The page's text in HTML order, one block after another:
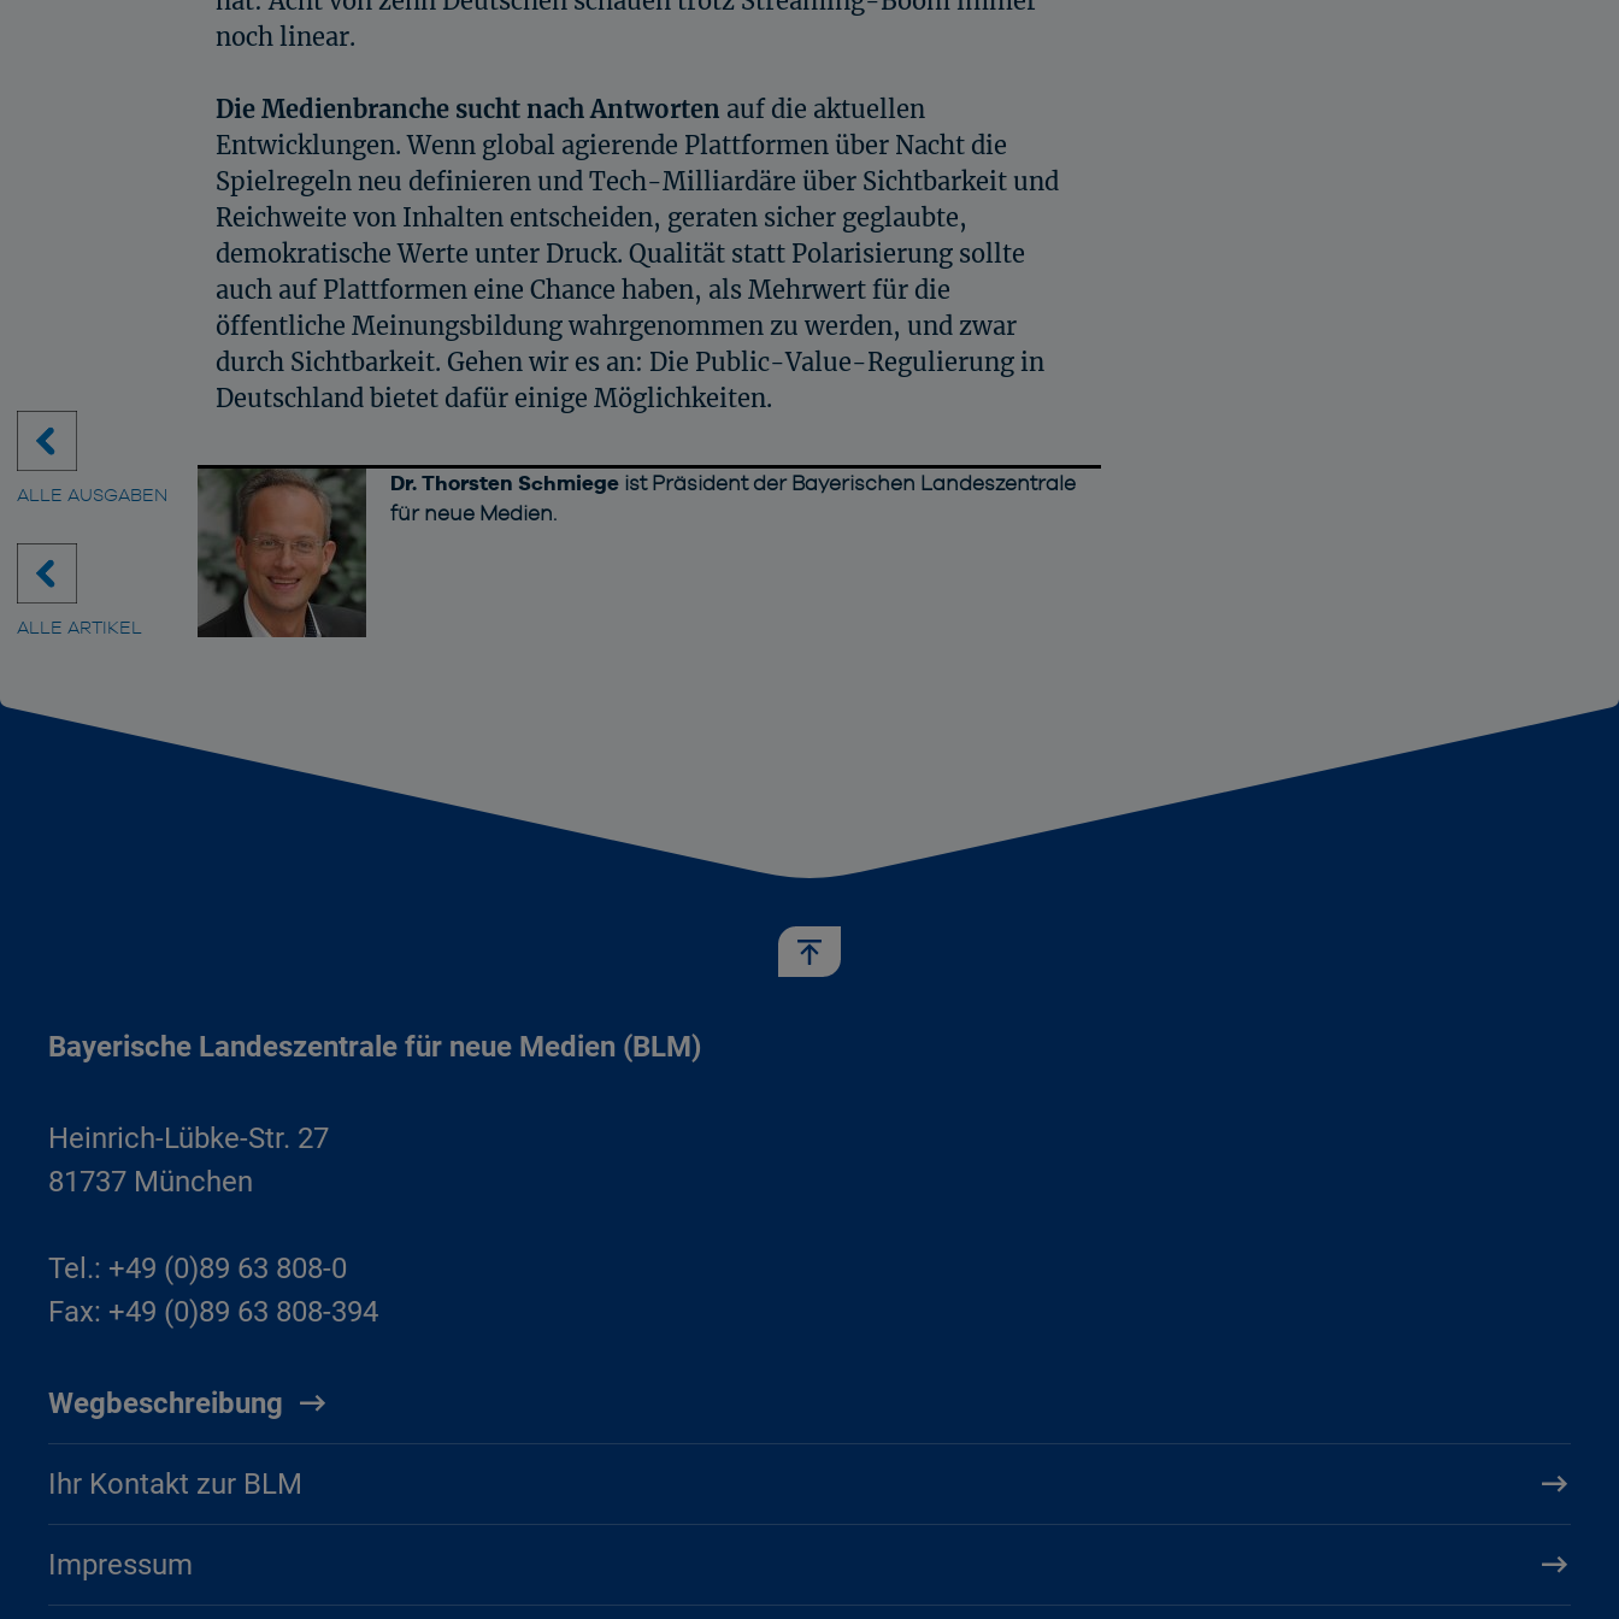
noch linear.
Die Medienbranche sucht nach Antworten auf die aktuellen
Entwicklungen. Wenn global agierende Plattformen über Nacht die
Spielregeln neu definieren und Tech-Milliardäre über Sichtbarkeit und
Reichweite von Inhalten entscheiden, geraten sicher geglaubte,
demokratische Werte unter Druck. Qualität statt Polarisierung sollte
auch auf Plattformen eine Chance haben, als Mehrwert für die
öffentliche Meinungsbildung wahrgenommen zu werden, und zwar
durch Sichtbarkeit. Gehen wir es an: Die Public-Value-Regulierung in
Deutschland bietet dafür einige Möglichkeiten.
Dr. Thorsten Schmiege ist Präsident der Bayerischen Landeszentrale
für neue Medien.
ALLE AUSGABEN
ALLE ARTIKEL
Bayerische Landeszentrale für neue Medien (BLM)
Heinrich-Lübke-Str. 27
81737 München
Tel.: +49 (0)89 63 808-0
Fax: +49 (0)89 63 808-394
Wegbeschreibung
Ihr Kontakt zur BLM
Impressum